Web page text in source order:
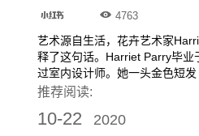
4763
艺术源自生活，花卉艺术家
释了这句话。Harriet Parry毕业
过室内设计师。她一头金色短发
推荐阅读:
10-22 2020